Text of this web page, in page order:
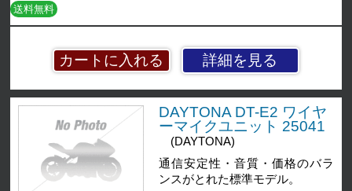
詳細を見る
送料無料
DAYTONA DT-E2 ワイヤ
ーマイクユニット 25041
(DAYTONA)
通信安定性・音質・価格のバラ
ンスがとれた標準モデル。